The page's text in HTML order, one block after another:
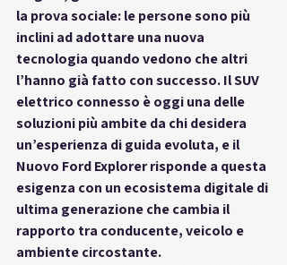
la prova sociale: le persone sono più
inclini ad adottare una nuova
tecnologia quando vedono che altri
l’hanno già fatto con successo. Il SUV
elettrico connesso è oggi una delle
soluzioni più ambite da chi desidera
un’esperienza di guida evoluta, e il
Nuovo Ford Explorer risponde a questa
esigenza con un ecosistema digitale di
ultima generazione che cambia il
rapporto tra conducente, veicolo e
ambiente circostante.